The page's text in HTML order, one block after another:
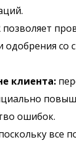
позволяет
одобрения
клиента:
ошибок.
все